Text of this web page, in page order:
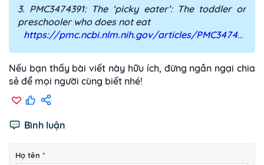
3. PMC3474391: The ‘picky eater’: The toddler or
preschooler who does not eat
https://pmc.ncbi.nlm.nih.gov/articles/PMC3474391/
Nếu bạn thấy bài viết này hữu ích, đừng ngần ngại chia
sẻ để mọi người cùng biết nhé!
Bình luận
Họ tên *